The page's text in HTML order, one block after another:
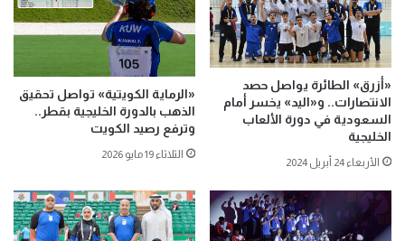
«أزرق» الطائرة يواصل حصد
الانتصارات.. و«اليد» يخسر أمام
السعودية في دورة الألعاب
الخليجية
الأربعاء 24 أبريل 2024
«الرماية الكويتية» تواصل تحقيق
الذهب بالدورة الخليجية بقطر..
وترفع رصيد الكويت
الثلاثاء 19 مايو 2026